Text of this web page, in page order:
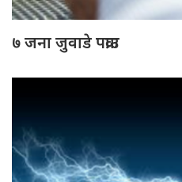
७ जना जुवाडे पक्राउ